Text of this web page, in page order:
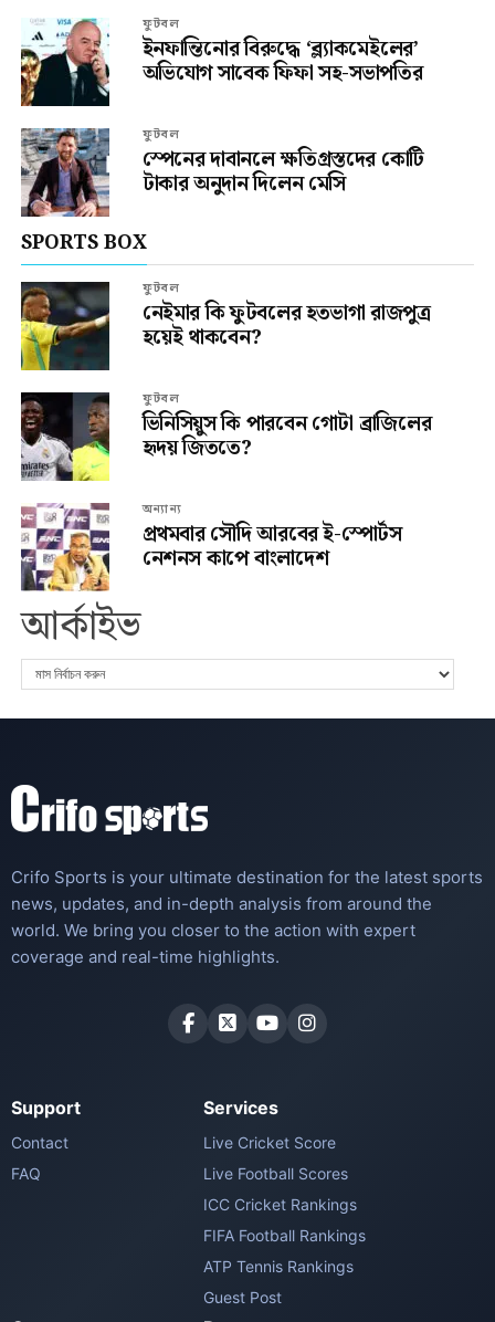
ফুটবল
ইনফান্তিনোর বিরুদ্ধে ‘ব্ল্যাকমেইলের’
অভিযোগ সাবেক ফিফা সহ-সভাপতির
ফুটবল
স্পেনের দাবানলে ক্ষতিগ্রস্তদের কোটি
টাকার অনুদান দিলেন মেসি
SPORTS BOX
ফুটবল
নেইমার কি ফুটবলের হতভাগা রাজপুত্র
হয়েই থাকবেন?
ফুটবল
ভিনিসিয়ুস কি পারবেন গোটা ব্রাজিলের
হৃদয় জিততে?
অন্যান্য
প্রথমবার সৌদি আরবের ই-স্পোর্টস
নেশনস কাপে বাংলাদেশ
আর্কাইভ
Crifo Sports is your ultimate destination for the latest sports
news, updates, and in-depth analysis from around the
world. We bring you closer to the action with expert
coverage and real-time highlights.
Support
Contact
FAQ
Services
Live Cricket Score
Live Football Scores
ICC Cricket Rankings
FIFA Football Rankings
ATP Tennis Rankings
Guest Post